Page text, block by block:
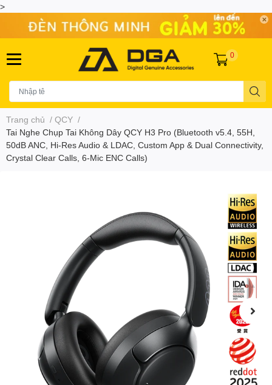
>
0
Trang chủ / QCY /
Tai Nghe Chụp Tai Không Dây QCY H3 Pro (Bluetooth v5.4, 55H,
50dB ANC, Hi-Res Audio & LDAC, Custom App & Dual Connectivity,
Crystal Clear Calls, 6-Mic ENC Calls)